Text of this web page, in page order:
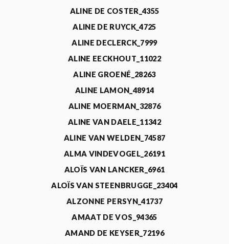
ALINE DE COSTER_4355
ALINE DE RUYCK_4725
ALINE DECLERCK_7999
ALINE EECKHOUT_11022
ALINE GROENÉ_28263
ALINE LAMON_48914
ALINE MOERMAN_32876
ALINE VAN DAELE_11342
ALINE VAN WELDEN_74587
ALMA VINDEVOGEL_26191
ALOÏS VAN LANCKER_6961
ALOÏS VAN STEENBRUGGE_23404
ALZONNE PERSYN_41737
AMAAT DE VOS_94365
AMAND DE KEYSER_72196